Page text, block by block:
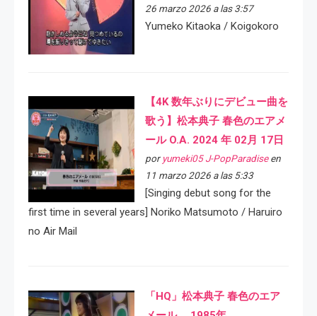
26 marzo 2026 a las 3:57
Yumeko Kitaoka / Koigokoro
【4K 数年ぶりにデビュー曲を
歌う】松本典子 春色のエアメ
ール O.A. 2024 年 02月 17日
por yumeki05 J-PopParadiseen
11 marzo 2026 a las 5:33
[Singing debut song for the
first time in several years] Noriko Matsumoto / Haruiro
no Air Mail
「HQ」松本典子 春色のエア